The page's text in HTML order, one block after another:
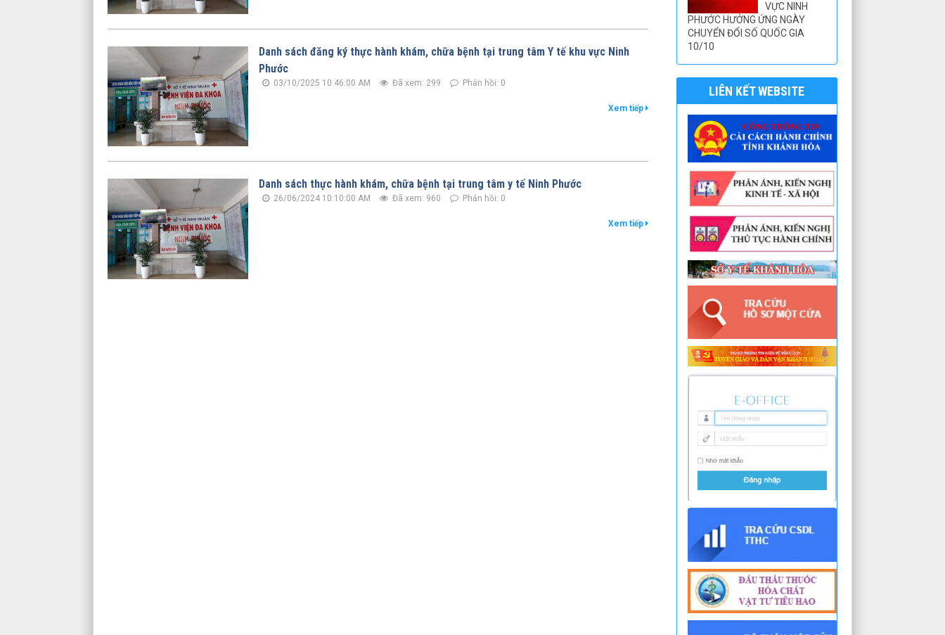
Danh sách đăng ký thực hành khám, chữa bệnh tại trung tâm Y tế khu vực Ninh
Phước
03/10/2025 10:46:00 AM Đã xem: 299 Phản hồi: 0
Xem tiếp
Danh sách thực hành khám, chữa bệnh tại trung tâm y tế Ninh Phước
26/06/2024 10:10:00 AM Đã xem: 960 Phản hồi: 0
Xem tiếp
VỰC NINH
PHƯỚC HƯỞNG ỨNG NGÀY
CHUYỂN ĐỔI SỐ QUỐC GIA
10/10
LIÊN KẾT WEBSITE